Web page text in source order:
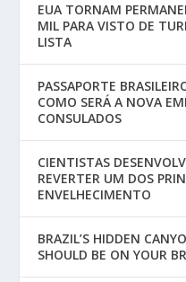
EUA TORNAM
MIL PARA VISTO DE
LISTA
PASSAPORTE
COMO SERÁ A NOVA
CONSULADOS
CIENTISTAS
REVERTER UM DOS
ENVELHECIMENTO
BRAZIL’S HIDDEN
SHOULD BE ON YOUR